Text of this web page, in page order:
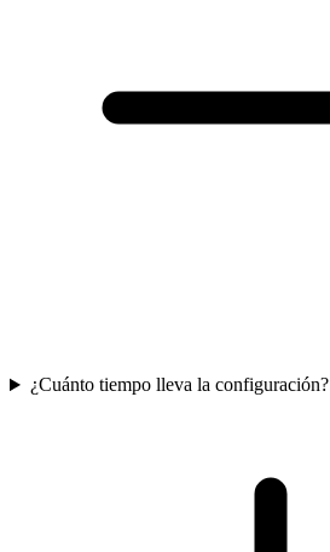
¿Cuánto tiempo lleva la configuración?